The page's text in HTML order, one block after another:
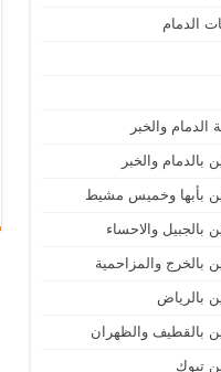
الدمام
والخبر
والخبر
بأبها وخميس مشيط
والاحساء
بالخرج والمزاحمية
بالرياض
بالقطيف والظهران
تبوك